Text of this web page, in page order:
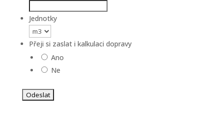
Jednotky
Přeji si zaslat i kalkulaci dopravy
Ano
Ne